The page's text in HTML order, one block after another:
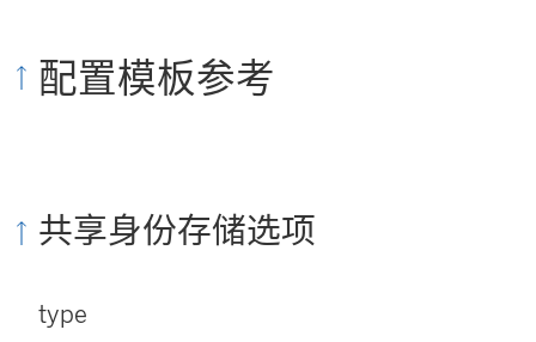
配置模板参考
共享身份存储选项
type